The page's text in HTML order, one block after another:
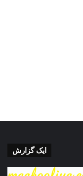
ایک گزارش